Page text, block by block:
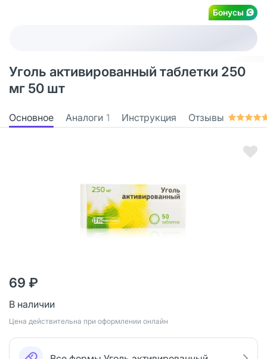
Бонусы
Уголь активированный таблетки 250
мг 50 шт
Основное Аналоги 1 Инструкция Отзывы
69 ₽
В наличии
Цена действительна при оформлении онлайн